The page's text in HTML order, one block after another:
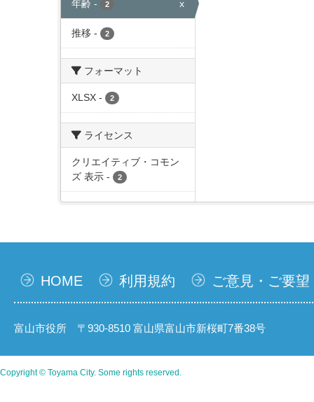
年齢 - 2 x
推移 - 2
フォーマット
XLSX - 2
ライセンス
クリエイティブ・コモン
ズ 表示 - 2
HOME 利用規約 ご意見・ご要望
富山市役所 〒930-8510 富山県富山市新桜町7番38号
Copyright © Toyama City. Some rights reserved.